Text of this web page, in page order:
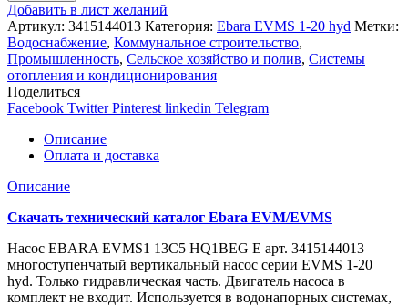
Добавить в лист желаний
Артикул: 3415144013 Категория: Ebara EVMS 1-20 hyd Метки:
Водоснабжение, Коммунальное строительство,
Промышленность, Сельское хозяйство и полив, Системы
отопления и кондиционирования
Поделиться
Facebook Twitter Pinterest linkedin Telegram
Описание
Оплата и доставка
Описание
Скачать технический каталог Ebara EVM/EVMS
Насос EBARA EVMS1 13C5 HQ1BEG E арт. 3415144013 —
многоступенчатый вертикальный насос серии EVMS 1-20
hyd. Только гидравлическая часть. Двигатель насоса в
комплект не входит. Используется в водонапорных системах,